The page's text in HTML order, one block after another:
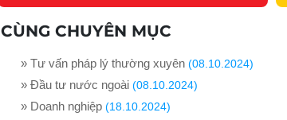
CÙNG CHUYÊN MỤC
» Tư vấn pháp lý thường xuyên (08.10.2024)
» Đầu tư nước ngoài (08.10.2024)
» Doanh nghiệp (18.10.2024)